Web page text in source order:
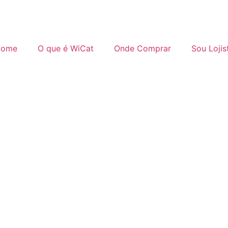
O que é WiCat Onde Comprar Sou